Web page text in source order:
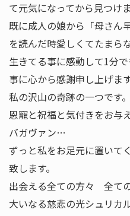
て元気になってから見つけ
既に成人の娘から「母さん
を読んだ時愛しくてたまら
生きてる事に感動して1分
事に心から感謝申し上げま
私の沢山の奇跡の一つです。
恩寵と祝福と気付きをお与
バガヴァン…
ずっと私をお足元に置いて
致します。
出会える全ての方々 全て
大いなる慈悲の光シュリカ